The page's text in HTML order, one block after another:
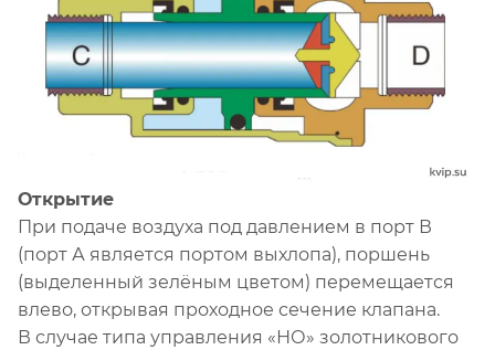
Открытие
При подаче воздуха под давлением в порт В
(порт А является портом выхлопа), поршень
(выделенный зелёным цветом) перемещается
влево, открывая проходное сечение клапана.
В случае типа управления «НО» золотникового